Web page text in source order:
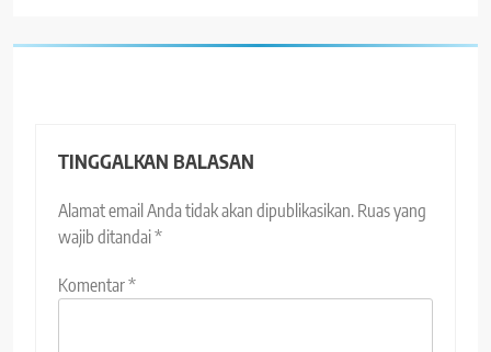
TINGGALKAN BALASAN
Alamat email Anda tidak akan dipublikasikan. Ruas yang
wajib ditandai*
Komentar*